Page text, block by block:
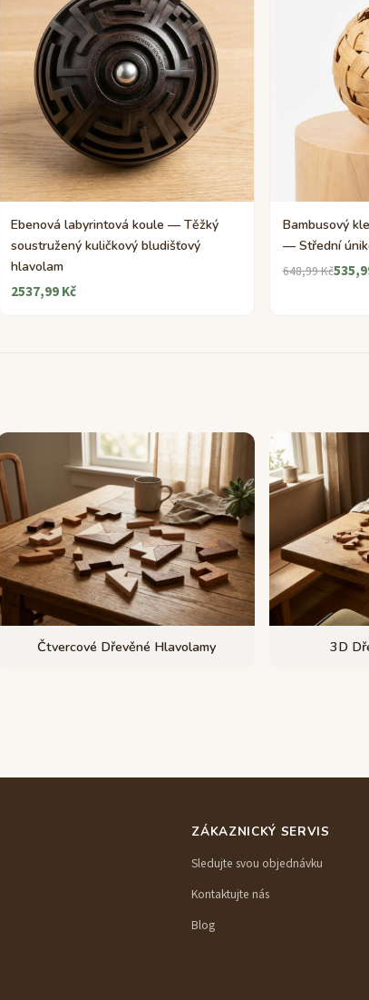
Ebenová labyrintová koule — Těžký
soustružený kuličkový bludišťový
hlavolam
2537,99 Kč
Bambusový
— Střední
648,99 Kč
Čtvercové Dřevěné Hlavolamy 3D
ZÁKAZNICKÝ SERVIS
Sledujte svou objednávku
Kontaktujte nás
Blog